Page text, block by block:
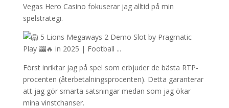
Vegas Hero Casino fokuserar jag alltid på min
spelstrategi.
Först inriktar jag på spel som erbjuder de bästa RTP-
procenten (återbetalningsprocenten). Detta garanterar
att jag gör smarta satsningar medan som jag ökar
mina vinstchanser.